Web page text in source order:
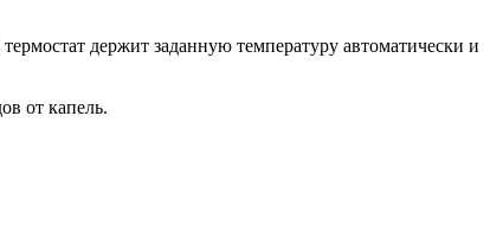
держит заданную температуру автоматически и
от капель.